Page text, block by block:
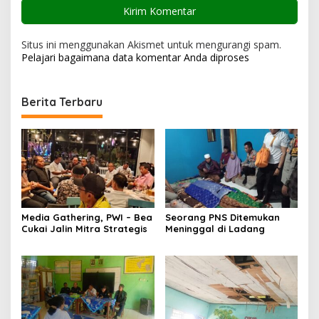
Situs ini menggunakan Akismet untuk mengurangi spam.
Pelajari bagaimana data komentar Anda diproses
Berita Terbaru
Media Gathering, PWI – Bea
Cukai Jalin Mitra Strategis
Seorang PNS Ditemukan
Meninggal di Ladang